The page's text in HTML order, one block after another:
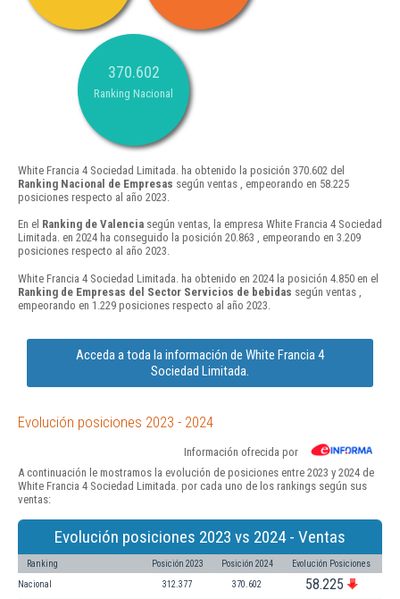
370.602
Ranking Nacional
White Francia 4 Sociedad Limitada. ha obtenido la posición 370.602 del
Ranking Nacional de Empresas según ventas , empeorando en 58.225
posiciones respecto al año 2023.
En el Ranking de Valencia según ventas, la empresa White Francia 4 Sociedad
Limitada. en 2024 ha conseguido la posición 20.863 , empeorando en 3.209
posiciones respecto al año 2023.
White Francia 4 Sociedad Limitada. ha obtenido en 2024 la posición 4.850 en el
Ranking de Empresas del Sector Servicios de bebidas según ventas ,
empeorando en 1.229 posiciones respecto al año 2023.
Acceda a toda la información de White Francia 4
Sociedad Limitada.
Evolución posiciones 2023 - 2024
Información ofrecida por
A continuación le mostramos la evolución de posiciones entre 2023 y 2024 de
White Francia 4 Sociedad Limitada. por cada uno de los rankings según sus
ventas:
Evolución posiciones 2023 vs 2024 - Ventas
Ranking Posición 2023 Posición 2024 Evolución Posiciones
Nacional 312.377 370.602 58.225